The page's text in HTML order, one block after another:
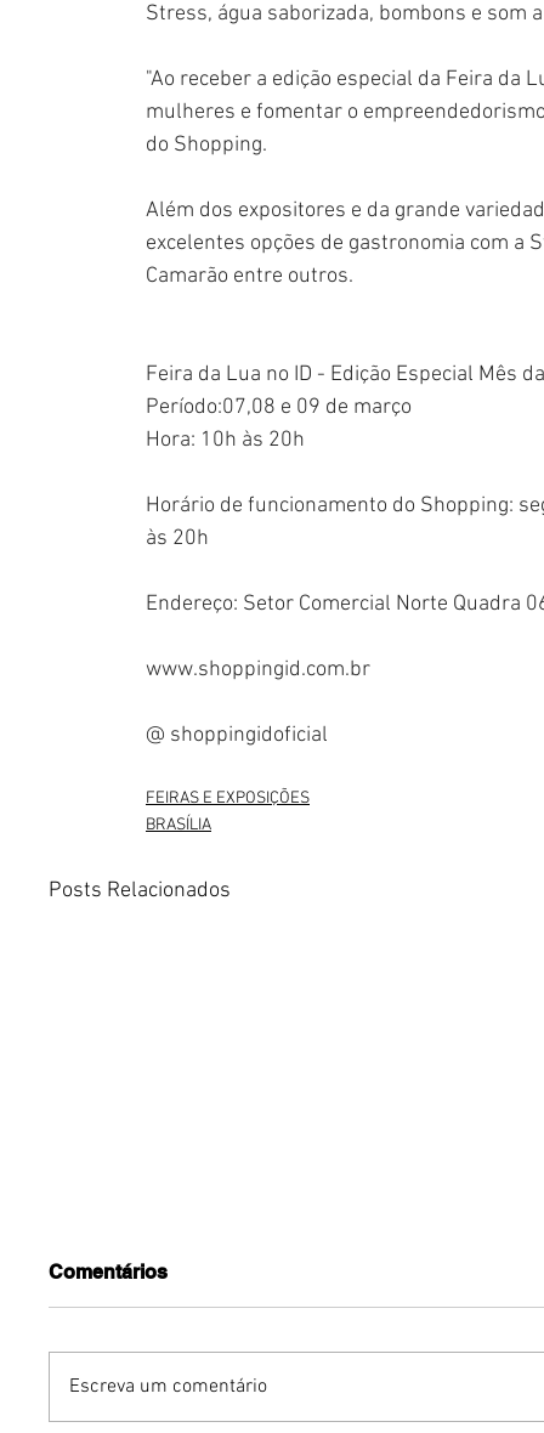
Stress, água saborizada, bombons e som
"Ao receber a edição especial da Feira da
mulheres e fomentar o
do Shopping.
Além dos expositores e da grande
excelentes opções de gastronomia com a
Camarão entre outros.
Feira da Lua no ID - Edição Especial Mês
Período:07,08 e 09 de março
Hora: 10h às 20h
Horário de funcionamento do Shopping:
às 20h
Endereço: Setor Comercial Norte Quadra
www.shoppingid.com.br
@ shoppingidoficial
FEIRAS E EXPOSIÇÕES
BRASÍLIA
Posts Relacionados
Comentários
Escreva um comentário